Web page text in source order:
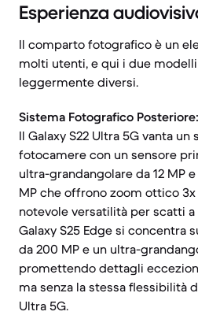
Esperienza
Il comparto fotografico è un
molti utenti, e qui i due
leggermente diversi.
Sistema Fotografico Posteriore:
Il Galaxy S22 Ultra 5G vanta
fotocamere con un sensore
ultra-grandangolare da 12 MP
MP che offrono zoom ottico 3x
notevole versatilità per scatti a
Galaxy S25 Edge si concentra
da 200 MP e un ultra-
promettendo dettagli
ma senza la stessa flessibilità
Ultra 5G.